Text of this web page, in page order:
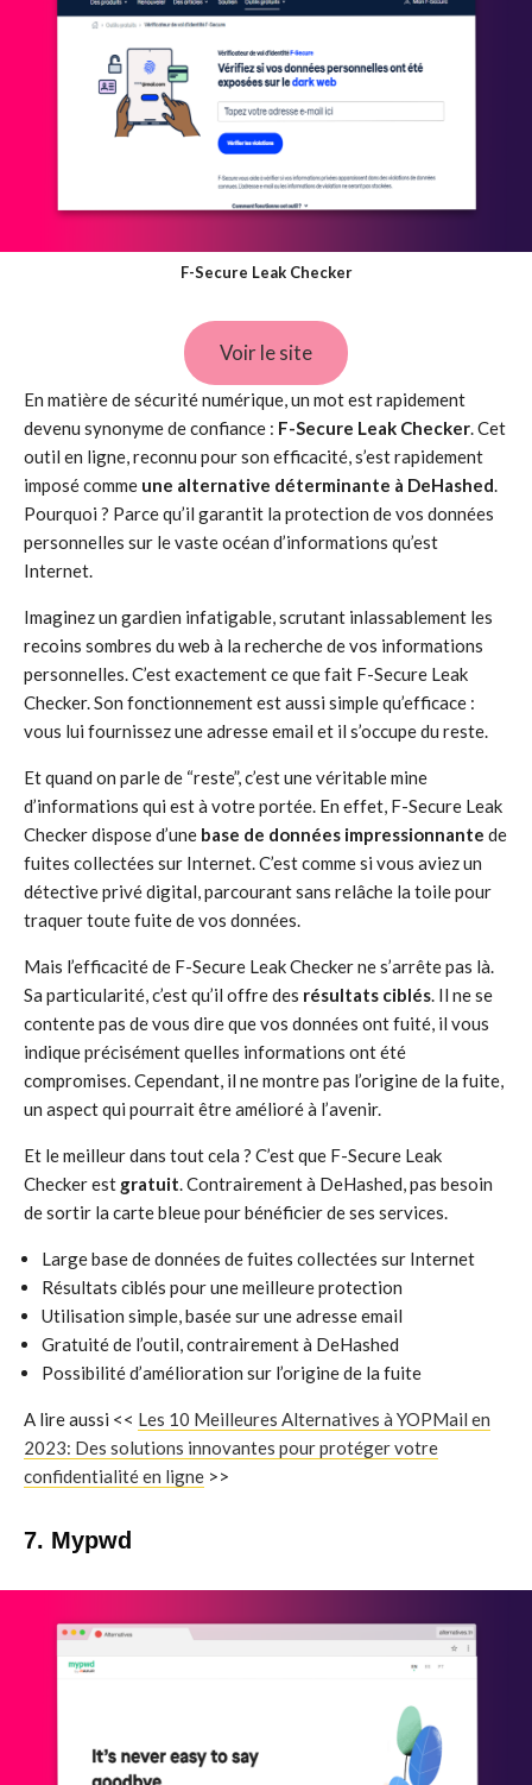
F-Secure Leak Checker
Voir le site
En matière de sécurité numérique, un mot est rapidement
devenu synonyme de confiance : F-Secure Leak Checker. Cet
outil en ligne, reconnu pour son efficacité, s’est rapidement
imposé comme une alternative déterminante à DeHashed.
Pourquoi ? Parce qu’il garantit la protection de vos données
personnelles sur le vaste océan d’informations qu’est
Internet.
Imaginez un gardien infatigable, scrutant inlassablement les
recoins sombres du web à la recherche de vos informations
personnelles. C’est exactement ce que fait F-Secure Leak
Checker. Son fonctionnement est aussi simple qu’efficace :
vous lui fournissez une adresse email et il s’occupe du reste.
Et quand on parle de “reste”, c’est une véritable mine
d’informations qui est à votre portée. En effet, F-Secure Leak
Checker dispose d’une base de données impressionnante de
fuites collectées sur Internet. C’est comme si vous aviez un
détective privé digital, parcourant sans relâche la toile pour
traquer toute fuite de vos données.
Mais l’efficacité de F-Secure Leak Checker ne s’arrête pas là.
Sa particularité, c’est qu’il offre des résultats ciblés. Il ne se
contente pas de vous dire que vos données ont fuité, il vous
indique précisément quelles informations ont été
compromises. Cependant, il ne montre pas l’origine de la fuite,
un aspect qui pourrait être amélioré à l’avenir.
Et le meilleur dans tout cela ? C’est que F-Secure Leak
Checker est gratuit. Contrairement à DeHashed, pas besoin
de sortir la carte bleue pour bénéficier de ses services.
Large base de données de fuites collectées sur Internet
Résultats ciblés pour une meilleure protection
Utilisation simple, basée sur une adresse email
Gratuité de l’outil, contrairement à DeHashed
Possibilité d’amélioration sur l’origine de la fuite
A lire aussi << Les 10 Meilleures Alternatives à YOPMail en
2023: Des solutions innovantes pour protéger votre
confidentialité en ligne >>
7. Mypwd